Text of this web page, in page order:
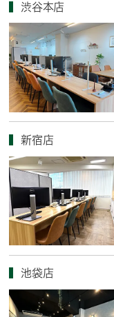
渋谷本店
新宿店
池袋店